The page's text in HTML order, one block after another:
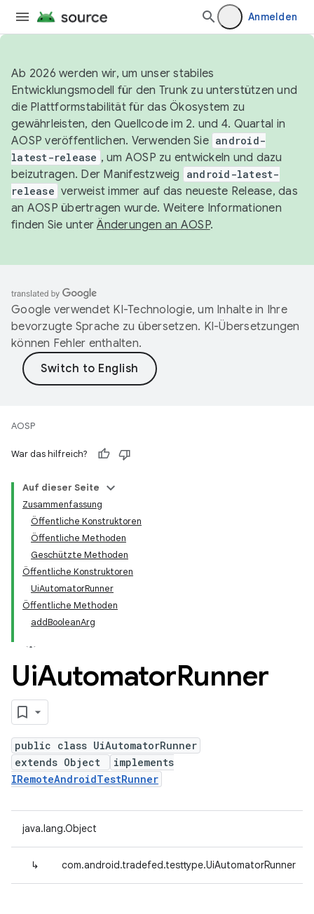
Anmelden
Ab 2026 werden wir, um unser stabiles
Entwicklungsmodell für den Trunk zu unterstützen und
die Plattformstabilität für das Ökosystem zu
gewährleisten, den Quellcode im 2. und 4. Quartal in
AOSP veröffentlichen. Verwenden Sie android-
latest-release , um AOSP zu entwickeln und dazu
beizutragen. Der Manifestzweig
android-latest-
release verweist immer auf das neueste Release, das
an AOSP übertragen wurde. Weitere Informationen
finden Sie unterÄnderungen an AOSP.
Google verwendet KI-Technologie, um Inhalte in Ihre
bevorzugte Sprache zu übersetzen. KI-Übersetzungen
können Fehler enthalten.
AOSP
War das hilfreich?
Auf dieser Seite
Zusammenfassung
Öffentliche Konstruktoren
Öffentliche Methoden
Geschützte Methoden
Öffentliche Konstruktoren
UiAutomatorRunner
Öffentliche Methoden
addBooleanArg
UiAutomatorRunner
public class UiAutomatorRunner
extends Object
implements
IRemoteAndroidTestRunner
java.lang.Object
↳ com.android.tradefed.testtype.UiAutomatorRunner